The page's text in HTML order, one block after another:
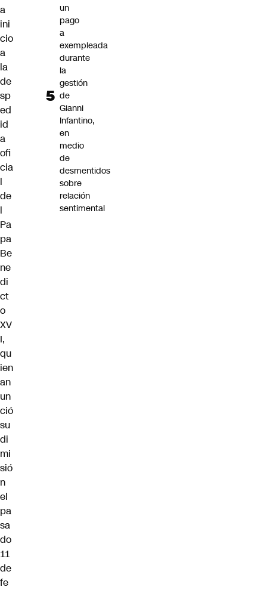
a
ini
cio
a
la
de
sp
ed
id
a
ofi
cia
l
de
l
Pa
pa
Be
ne
di
ct
o
XV
I,
qu
ien
an
un
ció
su
di
mi
sió
n
el
pa
sa
do
11
de
fe
un
pago
a
exempleada
durante
la
gestión
de
Gianni
Infantino,
en
medio
de
desmentidos
sobre
relación
sentimental